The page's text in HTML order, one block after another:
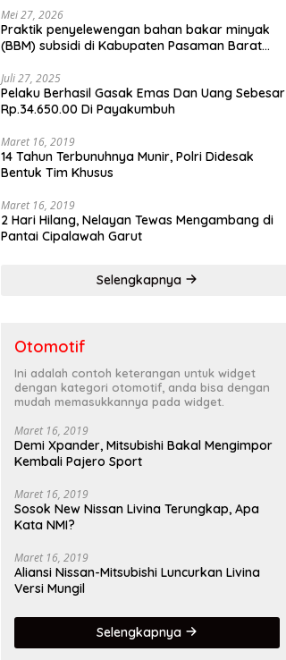
Mei 27, 2026
Praktik penyelewengan bahan bakar minyak
(BBM) subsidi di Kabupaten Pasaman Barat
Juli 27, 2025
Pelaku Berhasil Gasak Emas Dan Uang Sebesar
Rp.34.650.00 Di Payakumbuh
Maret 16, 2019
14 Tahun Terbunuhnya Munir, Polri Didesak
Bentuk Tim Khusus
Maret 16, 2019
2 Hari Hilang, Nelayan Tewas Mengambang di
Pantai Cipalawah Garut
Selengkapnya
Otomotif
Ini adalah contoh keterangan untuk widget
dengan kategori otomotif, anda bisa dengan
mudah memasukkannya pada widget.
Maret 16, 2019
Demi Xpander, Mitsubishi Bakal Mengimpor
Kembali Pajero Sport
Maret 16, 2019
Sosok New Nissan Livina Terungkap, Apa
Kata NMI?
Maret 16, 2019
Aliansi Nissan-Mitsubishi Luncurkan Livina
Versi Mungil
Selengkapnya